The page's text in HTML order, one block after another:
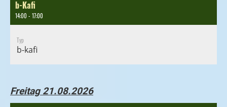
b-Kafi
14:00 - 17:00
Typ
b-kafi
Freitag 21.08.2026